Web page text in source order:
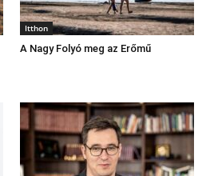
Itthon
A Nagy Folyó meg az Erőmű